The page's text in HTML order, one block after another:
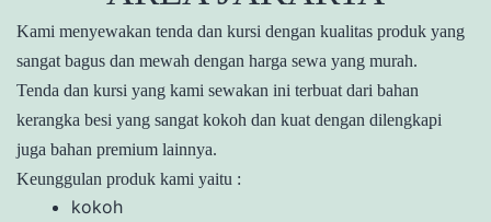
Kami menyewakan tenda dan kursi dengan kualitas produk yang
sangat bagus dan mewah dengan harga sewa yang murah.
Tenda dan kursi yang kami sewakan ini terbuat dari bahan
kerangka besi yang sangat kokoh dan kuat dengan dilengkapi
juga bahan premium lainnya.
Keunggulan produk kami yaitu :
kokoh